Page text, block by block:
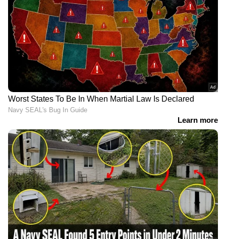
ഓറഞ്ച്, നാരങ്ങ, നെല്ലിക്ക, കിവി, പപ്പായ,
സ്ട്രോബെറി, ബ്രോക്കോളി, പൊട്ടറ്റോ, ബെല്‍
പെപ്പര്‍, തക്കാളി, പേരയ്ക്ക, ചീര
തുടങ്ങിയവയില്‍ വിറ്റാമിന്‍ സി ധാരാളം
അടങ്ങിയിട്ടുണ്ട്.
Also read: ചര്‍മ്മം തിളങ്ങാനും
പ്രതിരോധശേഷി കൂട്ടാനും കിടിലനൊരു
ജ്യൂസ്!
youtubevideo